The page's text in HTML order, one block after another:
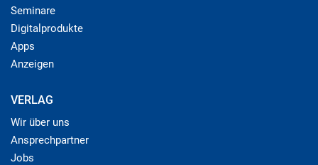
Seminare
Digitalprodukte
Apps
Anzeigen
VERLAG
Wir über uns
Ansprechpartner
Jobs